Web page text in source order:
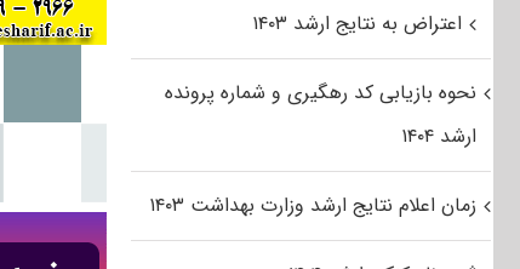
اعتراض به نتایج ارشد ۱۴۰۳
نحوه بازیابی کد رهگیری و شماره پرونده
ارشد ۱۴۰۴
زمان اعلام نتایج ارشد وزارت بهداشت ۱۴۰۳